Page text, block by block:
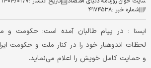
شماره خبر :۴۱۷۴۵۳۸
ایسنا : در پیام طالبان آمده است: حکومت و
لحظات اندوهبار خود را در کنار ملت و حکومت
و حمایت کامل خویش را اعلام می‌نماید.